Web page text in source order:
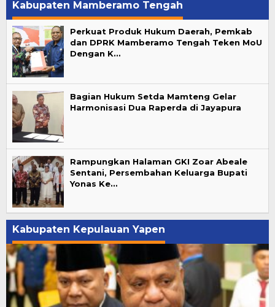
Kabupaten Mamberamo Tengah
Perkuat Produk Hukum Daerah, Pemkab
dan DPRK Mamberamo Tengah Teken MoU
Dengan K…
Bagian Hukum Setda Mamteng Gelar
Harmonisasi Dua Raperda di Jayapura
Rampungkan Halaman GKI Zoar Abeale
Sentani, Persembahan Keluarga Bupati
Yonas Ke…
Kabupaten Kepulauan Yapen